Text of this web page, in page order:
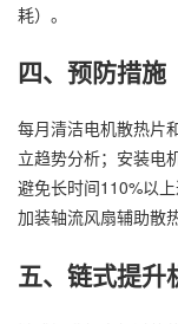
耗）。
四、预防措施
每月清洁电机散热片
立趋势分析；安装电
避免长时间110%以
加装轴流风扇辅助散
五、链式提升